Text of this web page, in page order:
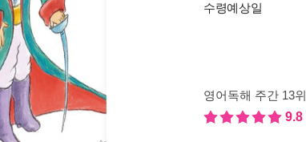
수령예상일
영어독해 주간 13위
9.8